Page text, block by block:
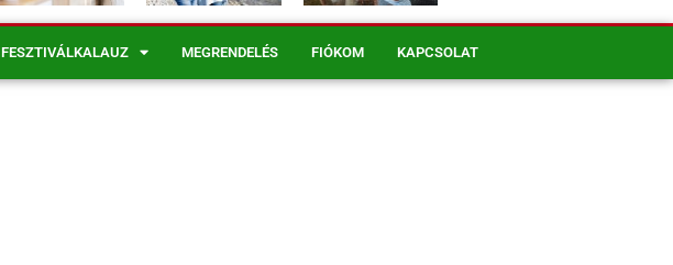
FESZTIVÁLKALAUZ MEGRENDELÉS FIÓKOM KAPCSOLAT